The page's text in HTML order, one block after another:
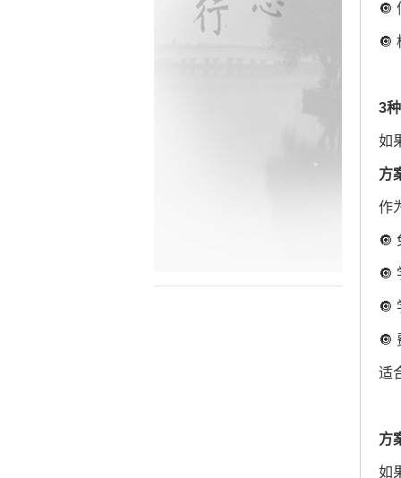
🔘
🔘
3
如
方
作
🔘
🔘
🔘
🔘
适
方
如